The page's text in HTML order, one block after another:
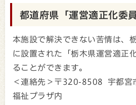
都道府県「運営適正化委
本施設で解決できない苦情は、
に設置された「栃木県運営適正
ることができます。
＜連絡先＞〒320-8508 宇都
福祉プラザ内